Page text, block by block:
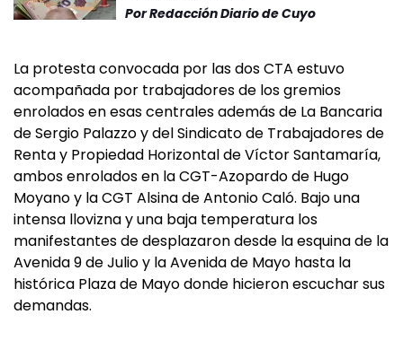
PorRedacción Diario de Cuyo
La protesta convocada por las dos CTA estuvo
acompañada por trabajadores de los gremios
enrolados en esas centrales además de La Bancaria
de Sergio Palazzo y del Sindicato de Trabajadores de
Renta y Propiedad Horizontal de Víctor Santamaría,
ambos enrolados en la CGT-Azopardo de Hugo
Moyano y la CGT Alsina de Antonio Caló. Bajo una
intensa llovizna y una baja temperatura los
manifestantes de desplazaron desde la esquina de la
Avenida 9 de Julio y la Avenida de Mayo hasta la
histórica Plaza de Mayo donde hicieron escuchar sus
demandas.